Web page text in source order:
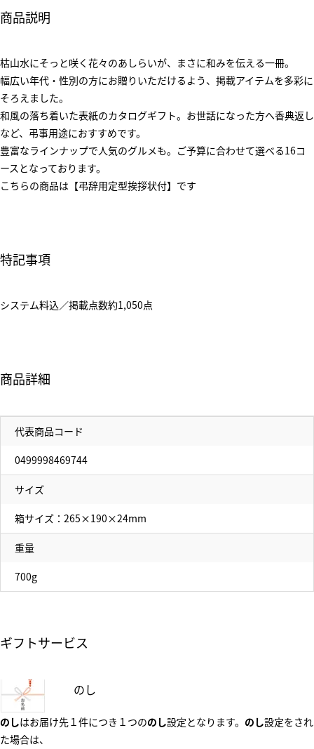
商品説明
枯山水にそっと咲く花々のあしらいが、まさに和みを伝える一冊。
幅広い年代・性別の方にお贈りいただけるよう、掲載アイテムを多彩に
そろえました。
和風の落ち着いた表紙のカタログギフト。お世話になった方へ香典返し
など、弔事用途におすすめです。
豊富なラインナップで人気のグルメも。ご予算に合わせて選べる16コ
ースとなっております。
こちらの商品は【弔辞用定型挨拶状付】です
特記事項
システム料込／掲載点数約1,050点
商品詳細
代表商品コード
0499998469744
サイズ
箱サイズ：265×190×24mm
重量
700g
ギフトサービス
のし
のしはお届け先１件につき１つののし設定となります。 のし設定をされ
た場合は、